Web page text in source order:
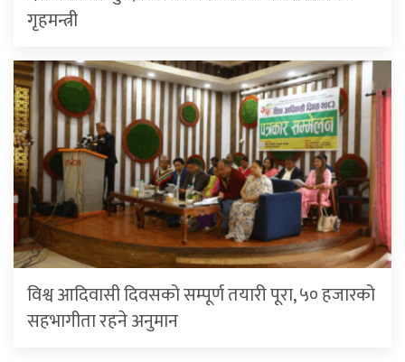
गृहमन्त्री
विश्व आदिवासी दिवसको सम्पूर्ण तयारी पूरा, ५० हजारको
सहभागीता रहने अनुमान